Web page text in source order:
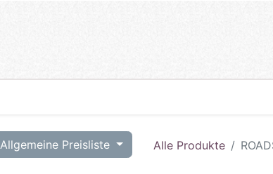
Allgemeine Preisliste Alle Produkte